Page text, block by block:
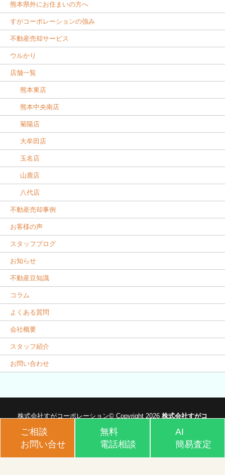
熊本県外にお住まいの方へ
すがコーポレーションの強み
不動産売却サービス
ウルかり
店舗一覧
熊本東店
熊本中央南店
菊陽店
大牟田店
玉名店
山鹿店
八代店
不動産売却事例
お客様の声
スタッフブログ
お知らせ
不動産豆知識
コラム
よくある質問
会社概要
スタッフ紹介
お問い合わせ
株式会社すがコーポレーション© Copyright 2026 株式会社すがコ
ご相談
お問い合せ
無料
電話相談
AI
簡易査定